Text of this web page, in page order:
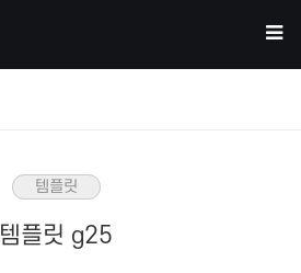
템플릿
템플릿 g25